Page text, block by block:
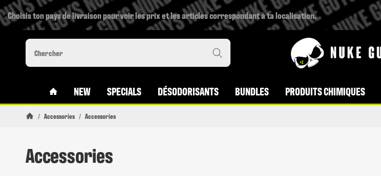
Choisis ton pays de livraison pour voir les prix et les articles correspondant à ta localisation.
#CUSTOM.LINKHOME#
NEW SPECIALS DÉSODORISANTS BUNDLES PRODUITS CHIMIQUES
/ Accessories / Accessories
Accessories